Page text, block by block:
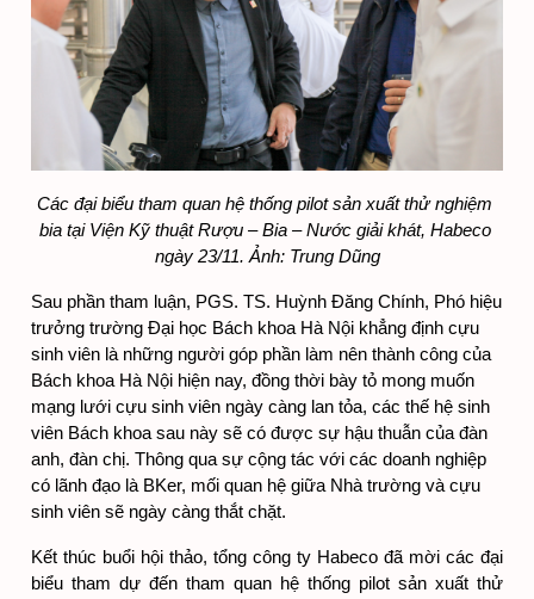
Các đại biểu tham quan hệ thống pilot sản xuất thử nghiệm
bia tại Viện Kỹ thuật Rượu – Bia – Nước giải khát, Habeco
ngày 23/11. Ảnh: Trung Dũng
Sau phần tham luận, PGS. TS. Huỳnh Đăng Chính, Phó hiệu
trưởng trường Đại học Bách khoa Hà Nội khẳng định cựu
sinh viên là những người góp phần làm nên thành công của
Bách khoa Hà Nội hiện nay, đồng thời bày tỏ mong muốn
mạng lưới cựu sinh viên ngày càng lan tỏa, các thế hệ sinh
viên Bách khoa sau này sẽ có được sự hậu thuẫn của đàn
anh, đàn chị. Thông qua sự cộng tác với các doanh nghiệp
có lãnh đạo là BKer, mối quan hệ giữa Nhà trường và cựu
sinh viên sẽ ngày càng thắt chặt.
Kết thúc buổi hội thảo, tổng công ty Habeco đã mời các đại
biểu tham dự đến tham quan hệ thống pilot sản xuất thử